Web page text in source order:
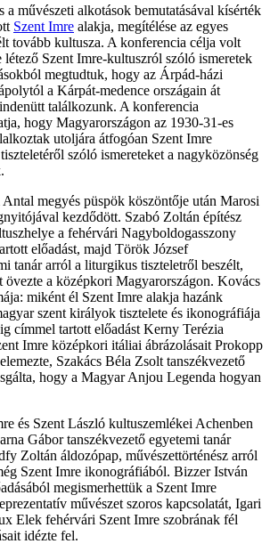
művészeti alkotások bemutatásával kísérték
Szent Imre alakja, megítélése az egyes
tovább kultusza. A konferencia célja volt
létező Szent Imre-kultuszról szóló ismeretek
megtudtuk, hogy az Árpád-házi
a Kárpát-medence országain át
találkozunk. A konferencia
hogy Magyarországon az 1930-31-es
utoljára átfogóan Szent Imre
szóló ismereteket a nagyközönség
megyés püspök köszöntője után Marosi
kezdődött. Szabó Zoltán építész
a fehérvári Nagyboldogasszony
előadást, majd Török József
tanár arról a liturgikus tiszteletről beszélt,
övezte a középkori Magyarországon. Kovács
miként él Szent Imre alakja hazánk
szent királyok tisztelete és ikonográfiája
címmel tartott előadást Kerny Terézia
Imre középkori itáliai ábrázolásait Prokopp
Szakács Béla Zsolt tanszékvezető
hogy a Magyar Anjou Legenda hogyan
és Szent László kultuszemlékei Achenben
Gábor tanszékvezető egyetemi tanár
Zoltán áldozópap, művészettörténész arról
Szent Imre ikonográfiából. Bizzer István
megismerhettük a Szent Imre
művészet szoros kapcsolatát, Igari
Elek fehérvári Szent Imre szobrának fél
idézte fel.